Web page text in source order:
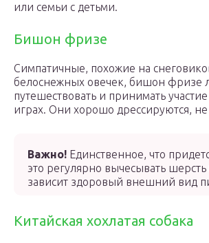
или семьи с детьми.
Бишон фризе
Симпатичные, похожие на
белоснежных овечек, бишон фризе
путешествовать и принимать
играх. Они хорошо дрессируются,
Важно! Единственное, что
это регулярно вычесывать шерсть
зависит здоровый внешний вид
Китайская хохлатая собака